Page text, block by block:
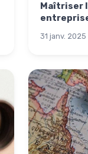
Maîtriser
31 janv.